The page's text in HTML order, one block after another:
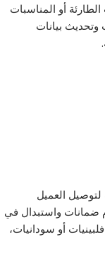
أو المناسبات
وتحديث بيانات
العميل
ضمانات واستبدال في
أو سودانيات،